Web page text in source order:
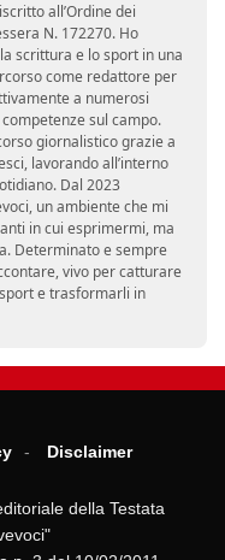
all’Ordine dei
N. 172270. Ho
scrittura e lo sport in una
come redattore per
a numerosi
sul campo.
giornalistico grazie a
lavorando all’interno
Dal 2023
un ambiente che mi
in cui esprimermi, ma
Determinato e sempre
vivo per catturare
e trasformarli in
Disclaimer
della Testata